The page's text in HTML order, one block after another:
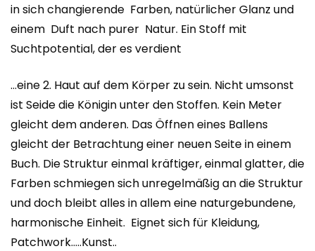
in sich changierende Farben, natürlicher Glanz und
einem Duft nach purer Natur. Ein Stoff mit
Suchtpotential, der es verdient
…eine 2. Haut auf dem Körper zu sein. Nicht umsonst
ist Seide die Königin unter den Stoffen. Kein Meter
gleicht dem anderen. Das Öffnen eines Ballens
gleicht der Betrachtung einer neuen Seite in einem
Buch. Die Struktur einmal kräftiger, einmal glatter, die
Farben schmiegen sich unregelmäßig an die Struktur
und doch bleibt alles in allem eine naturgebundene,
harmonische Einheit. Eignet sich für Kleidung,
Patchwork…..Kunst..